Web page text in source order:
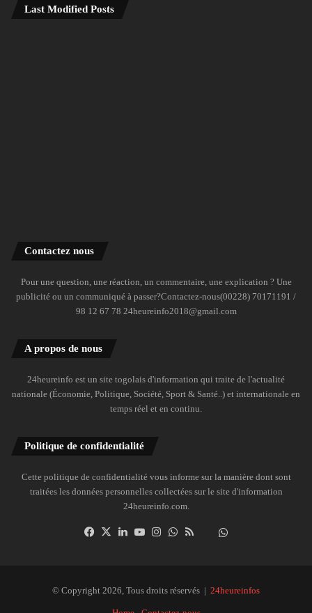
Last Modified Posts
Contactez nous
Pour une question, une réaction, un commentaire, une explication ? Une
publicité ou un communiqué à passer?Contactez-nous(00228) 70171191 /
98 12 67 78 24heureinfo2018@gmail.com
A propos de nous
24heureinfo est un site togolais d'information qui traite de l'actualité
nationale (Économie, Politique, Société, Sport & Santé..) et internationale en
temps réel et en continu.
Politique de confidentialité
Cette politique de confidentialité vous informe sur la manière dont sont
traitées les données personnelles collectées sur le site d'information
24heureinfo.com.
Facebook
X LinkedinYouTubeInstagramWhatsAppDailymotion
© Copyright 2026, Tous droits réservés | 24heureinfos